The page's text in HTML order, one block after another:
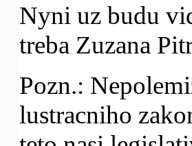
Nyni uz budu
treba Zuzana
Pozn.:
lustracniho